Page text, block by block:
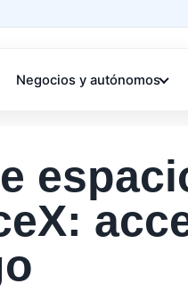
Negocios y autónomos